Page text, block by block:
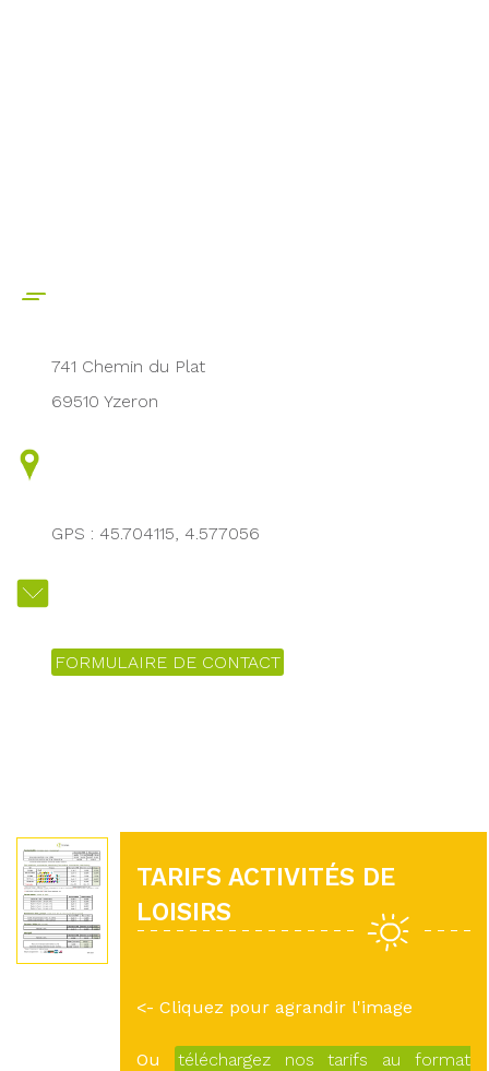
741 Chemin du Plat
69510 Yzeron
GPS : 45.704115, 4.577056
FORMULAIRE DE CONTACT
TARIFS ACTIVITÉS DE
LOISIRS
<- Cliquez pour agrandir l'image
Ou
téléchargez nos tarifs au format